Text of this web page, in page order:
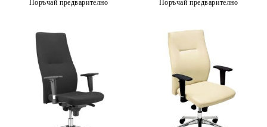
Поръчай предварително Поръчай предварително